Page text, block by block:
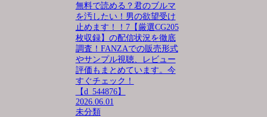
無料で読める？君のブルマ
を汚したい！男の欲望受け
止めます！！7【厳選CG205
枚収録】の配信状況を徹底
調査！FANZAでの販売形式
やサンプル視聴、レビュー
評価もまとめています。今
すぐチェック！
【d_544876】
2026.06.01
未分類